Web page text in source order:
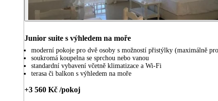
Junior suite s výhledem na moře
moderní pokoje pro dvě osoby s možností přistýlky (maximálně
soukromá koupelna se sprchou nebo vanou
standardní vybavení včetně klimatizace a Wi-Fi
terasa či balkon s výhledem na moře
+3 560 Kč /pokoj